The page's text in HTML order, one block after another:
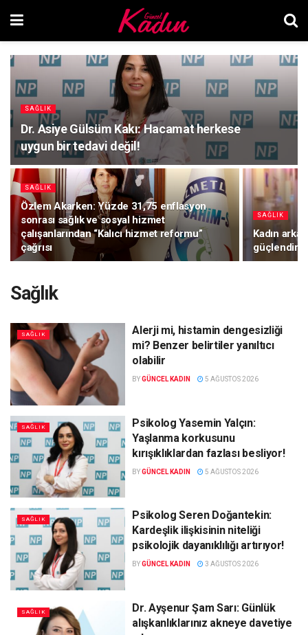
SAĞLIK
Dr. Asiye Gülsüm Kakı: Hacamat herkese
uygun bir tedavi değil!
SAĞLIK
Özlem Akarken: Yüzde 31,75 enflasyon
sonrası sağlık ve sosyal hizmet
çalışanlarından “Kalıcı hizmet reformu”
çağrısı
SAĞLIK
Kadın
Sağlık
SAĞLIK
Alerji mi, histamin dengesizliği
mi? Benzer belirtiler yanıltıcı
olabilir
BYGÜNCEL KADIN 5 AĞUSTOS 2026
SAĞLIK
Psikolog Yasemin Yalçın:
Yaşlanma korkusunu
kırışıklıklardan fazlası besliyor!
BYGÜNCEL KADIN 5 AĞUSTOS 2026
SAĞLIK
Psikolog Seren Doğantekin:
Kardeşlik ilişkisinin niteliği
psikolojik dayanıklılığı artırıyor!
BYGÜNCEL KADIN 3 AĞUSTOS 2026
SAĞLIK
Dr. Ayşenur Şam Sarı: Günlük
alışkanlıklarınız akneye davetiye